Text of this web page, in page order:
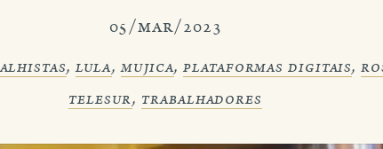
05/mar/2023
,lula,mujica,plataformas digitais,
telesur, trabalhadores